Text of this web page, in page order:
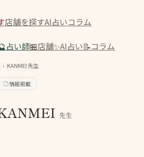
店舗を探すAI占いコラム
占い師🏪店舗✨AI占い📝コラム
› KANMEI先生
情報掲載
先生